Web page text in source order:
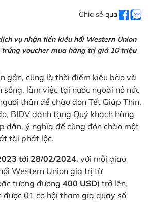
Chia sẻ qua
vụ nhận tiền kiều hối Western Union
trúng voucher mua hàng trị giá 10 triệu
gần, cũng là thời điểm kiều bào và
sống, làm việc tại nước ngoài nô nức
thân để chào đón Tết Giáp Thìn.
BIDV dành tặng Quý khách hàng
dẫn, ý nghĩa để cùng đón chào một
tài phát lộc.
tới 28/02/2024, với mỗi giao
Western Union giá trị từ
tương đương 400 USD) trở lên,
được 01 cơ hội tham gia quay số